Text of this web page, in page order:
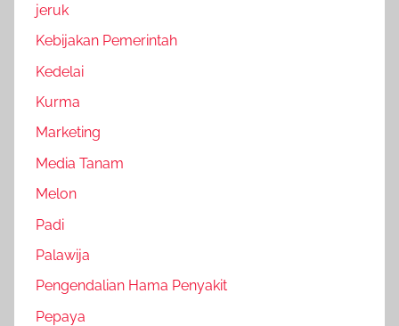
jeruk
Kebijakan Pemerintah
Kedelai
Kurma
Marketing
Media Tanam
Melon
Padi
Palawija
Pengendalian Hama Penyakit
Pepaya